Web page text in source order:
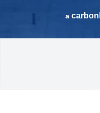
a carbon